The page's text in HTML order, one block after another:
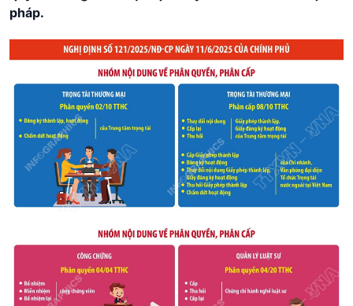
pháp.